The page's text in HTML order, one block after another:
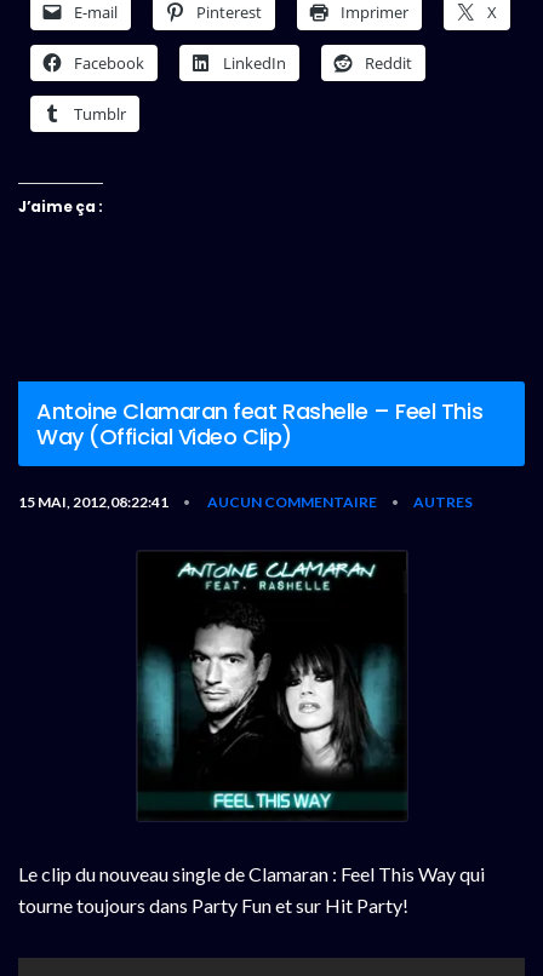
E-mail Pinterest Imprimer X
Facebook LinkedIn Reddit
Tumblr
J’aime ça :
Antoine Clamaran feat Rashelle – Feel This
Way (Official Video Clip)
15 MAI, 2012,08:22:41 • AUCUN COMMENTAIRE • AUTRES
Le clip du nouveau single de Clamaran : Feel This Way qui
tourne toujours dans Party Fun et sur Hit Party!